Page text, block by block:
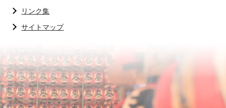
リンク集
サイトマップ